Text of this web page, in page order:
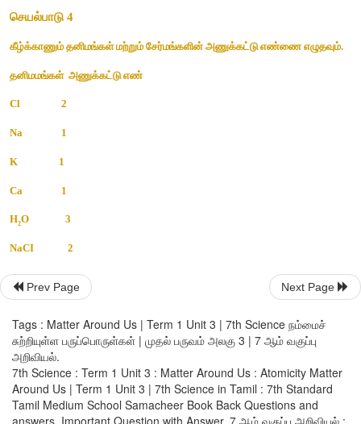
அட்டவணை 3.6 சில தனிமங்களின் அணுக்கட்டு
செயல்பாடு 4
தனிமமங்கள் அணுக்கட்டு எண்
Cl                 2
Na                1
Prev Page Next Page
Tags : Matter Around Us | Term 1 Unit 3 | 7th Science நம்மைச்
சுற்றியுள்ள பருப்பொருள்கள் | முதல் பருவம் அலகு 3 | 7 ஆம் வகுப்பு
அறிவியல்.
7th Science : Term 1 Unit 3 : Matter Around Us : Atomicity Matter
Around Us | Term 1 Unit 3 | 7th Science in Tamil : 7th Standard
Tamil Medium School Samacheer Book Back Questions and